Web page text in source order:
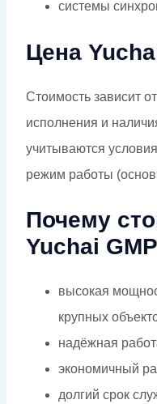
системы
Цена
Стоимость зависит
исполнения и
учитываются
режим работы
Почему
Yuchai
высокая
крупных
надёжная
экономичный
долгий срок